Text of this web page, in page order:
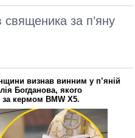
за п’яну
визнав винним у п’яній
Богданова, якого
кермом BMW X5.